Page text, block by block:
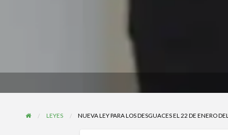
LEYES NUEVA LEY PARA LOS DESGUACES EL 22 DE ENERO